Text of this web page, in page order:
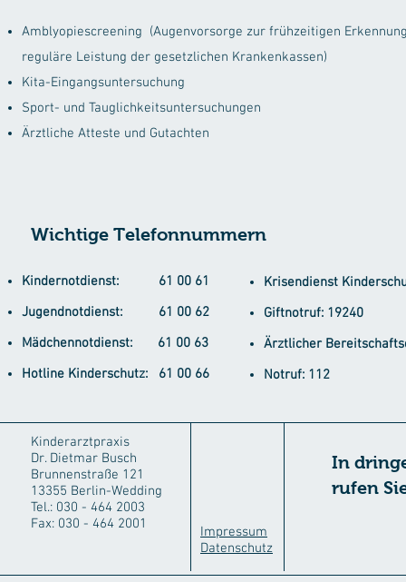
Amblyopiescreening (Augenvorsorge zur frühzeitigen
reguläre Leistung der gesetzlichen Krankenkassen)
Kita-Eingangsuntersuchung
Sport- und Tauglichkeitsuntersuchungen
Ärztliche Atteste und Gutachten
Wichtige Telefonnummern
Kindernotdienst: 61 00 61
Jugendnotdienst: 61 00 62
Mädchennotdienst: 61 00 63
Hotline Kinderschutz: 61 00 66
Krisendienst
Giftnotruf: 19240
Ärztlicher
Notruf: 112
Kinderarztpraxis
Dr. Dietmar Busch
Brunnenstraße 121
13355 Berlin-Wedding
Tel.: 030 - 464 2003
Fax: 030 - 464 2001
In
rufen
Impressum
Datenschutz